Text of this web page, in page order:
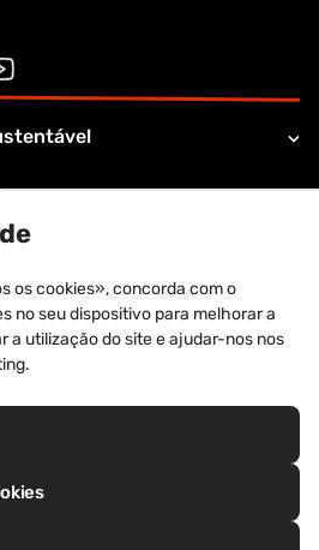
Pinterest
na Instagram
o nosso canal no Youtube
Solutions®, VMZINC®, QUARTZ-ZINC®,
ADEKA®, PRO-ZINC®, MOZAIK
os cookies», concorda com o
no seu dispositivo para melhorar a
a utilização do site e ajudar-nos nos